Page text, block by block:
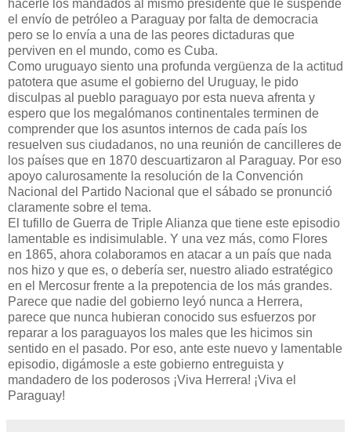
hacerle los mandados al mismo presidente que le suspende
el envío de petróleo a Paraguay por falta de democracia
pero se lo envía a una de las peores dictaduras que
perviven en el mundo, como es Cuba.
Como uruguayo siento una profunda vergüenza de la actitud
patotera que asume el gobierno del Uruguay, le pido
disculpas al pueblo paraguayo por esta nueva afrenta y
espero que los megalómanos continentales terminen de
comprender que los asuntos internos de cada país los
resuelven sus ciudadanos, no una reunión de cancilleres de
los países que en 1870 descuartizaron al Paraguay. Por eso
apoyo calurosamente la resolución de la Convención
Nacional del Partido Nacional que el sábado se pronunció
claramente sobre el tema.
El tufillo de Guerra de Triple Alianza que tiene este episodio
lamentable es indisimulable. Y una vez más, como Flores
en 1865, ahora colaboramos en atacar a un país que nada
nos hizo y que es, o debería ser, nuestro aliado estratégico
en el Mercosur frente a la prepotencia de los más grandes.
Parece que nadie del gobierno leyó nunca a Herrera,
parece que nunca hubieran conocido sus esfuerzos por
reparar a los paraguayos los males que les hicimos sin
sentido en el pasado. Por eso, ante este nuevo y lamentable
episodio, digámosle a este gobierno entreguista y
mandadero de los poderosos ¡Viva Herrera! ¡Viva el
Paraguay!